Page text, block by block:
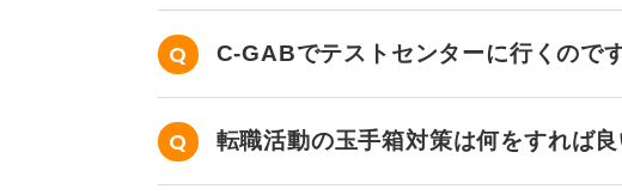
C-GABでテストセンターに行くので
さい。
転職活動の玉手箱対策は何をすれば良